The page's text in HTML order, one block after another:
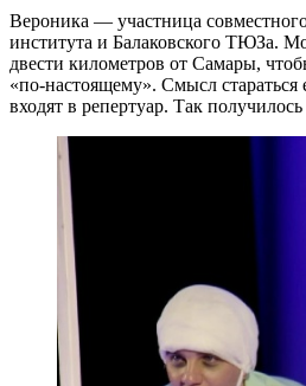
Вероника — участница
института и Балаковского ТЮЗа.
двести километров от Самары,
«по-настоящему». Смысл стараться
входят в репертуар. Так